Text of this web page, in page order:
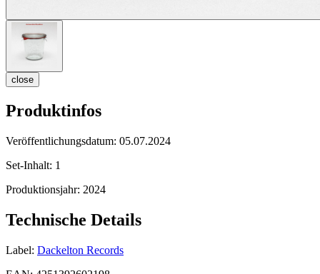
close
Produktinfos
Veröffentlichungsdatum: 05.07.2024
Set-Inhalt: 1
Produktionsjahr: 2024
Technische Details
Label: Dackelton Records